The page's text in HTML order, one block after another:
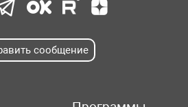
сообщение